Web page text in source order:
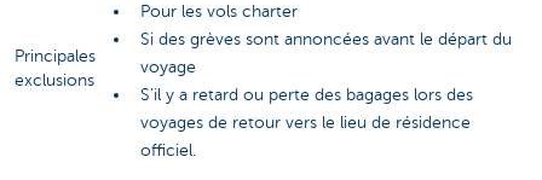
Principales
exclusions
Pour les vols charter
Si des grèves sont annoncées avant le départ du
voyage
S'il y a retard ou perte des bagages lors des
voyages de retour vers le lieu de résidence
officiel.